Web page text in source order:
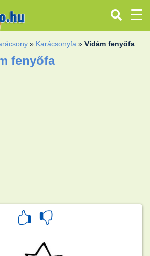
» Karácsonyfa »Vidám fenyőfa
fenyőfa